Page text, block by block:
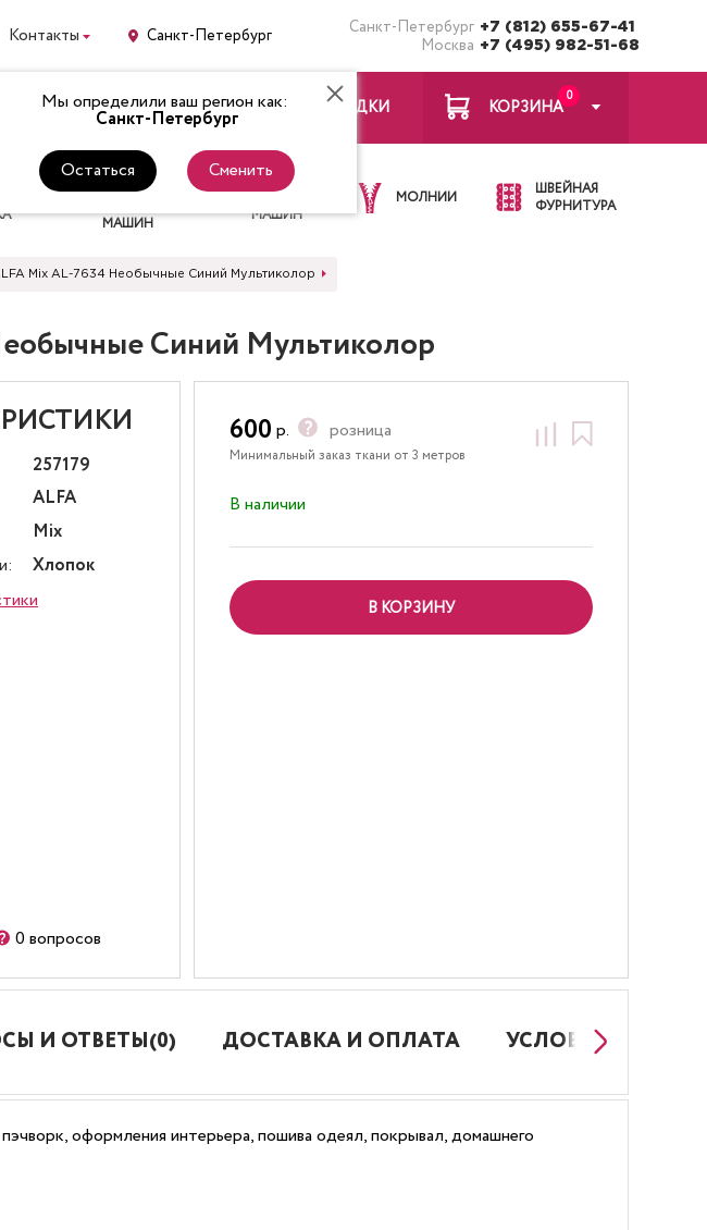
Контакты Санкт-Петербург Санкт-Петербург +7 (812) 655-67-41
Москва +7 (495) 982-51-68
Мы определили ваш регион как:
Санкт-Петербург
Остаться Сменить
ВХОД ЗАКЛАДКИ
0
КОРЗИНА
ЛАПКИ
ДЛЯ
МАШИН
ИГЛЫ ДЛЯ
ШВЕЙНЫХ
МАШИН
МОЛНИИ
ШВЕЙНАЯ
ФУРНИТУРА
Mix AL-7634 Необычные Синий Мультиколор
Синий Мультиколор
257179
ALFA
Mix
Хлопок
0 вопросов
600 р. розница
Минимальный заказ ткани от 3 метров
В наличии
В КОРЗИНУ
И ОТВЕТЫ(0) ДОСТАВКА И ОПЛАТА УСЛОВИЯ РАБОТЫ
оформления интерьера, пошива одеял, покрывал, домашнего